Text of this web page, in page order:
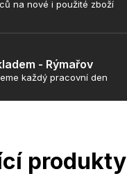
na nové i použité zboží
- Rýmařov
každý pracovní den
produkty